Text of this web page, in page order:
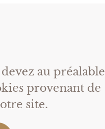
au préalable
provenant de
site.